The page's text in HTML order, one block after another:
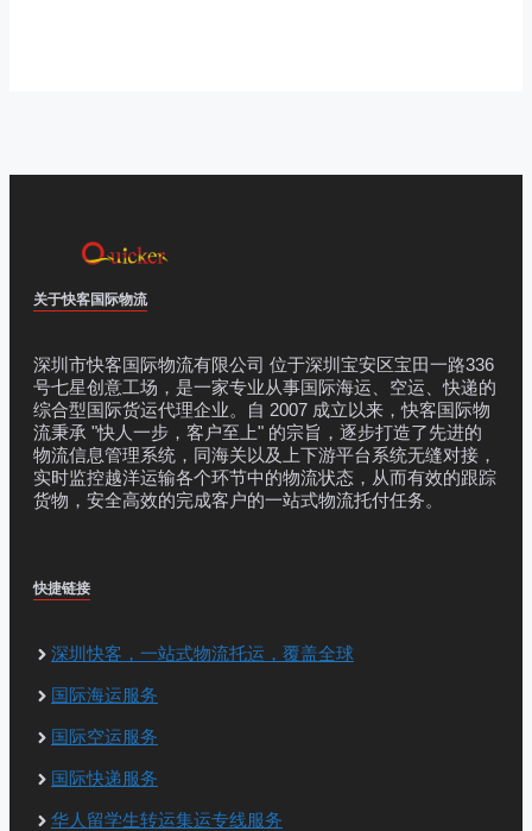
关于快客国际物流
深圳市快客国际物流有限公司 位于深圳宝安区宝田一路336
号七星创意工场，是一家专业从事国际海运、空运、快递的
综合型国际货运代理企业。自 2007 成立以来，快客国际物
流秉承 "快人一步，客户至上" 的宗旨，逐步打造了先进的
物流信息管理系统，同海关以及上下游平台系统无缝对接，
实时监控越洋运输各个环节中的物流状态，从而有效的跟踪
货物，安全高效的完成客户的一站式物流托付任务。
快捷链接
深圳快客，一站式物流托运，覆盖全球
国际海运服务
国际空运服务
国际快递服务
华人留学生转运集运专线服务